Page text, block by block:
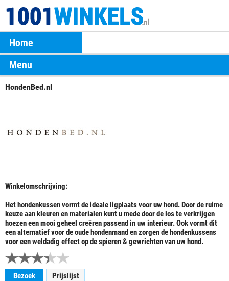
Home
Menu
HondenBed.nl
Winkelomschrijving:
Het hondenkussen vormt de ideale ligplaats voor uw hond. Door de ruime
keuze aan kleuren en materialen kunt u mede door de los te verkrijgen
hoezen een mooi geheel creëren passend in uw interieur. Ook vormt dit
een alternatief voor de oude hondenmand en zorgen de hondenkussens
voor een weldadig effect op de spieren & gewrichten van uw hond.
Bezoek Prijslijst